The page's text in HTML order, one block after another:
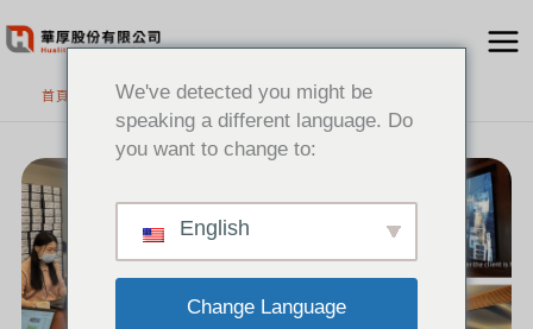
至
首頁
聞]
SAMSUNG&HP
原
廠
教
育
訓
練
日
We've detected you might be
speaking a different language. Do
you want to change to:
English
Change Language